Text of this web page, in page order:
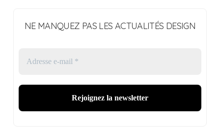
NE MANQUEZ PAS LES ACTUALITÉS DESIGN